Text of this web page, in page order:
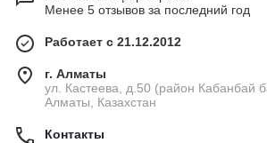
Менее 5 отзывов за последний год
Работает с 21.12.2012
г. Алматы
ул. Кастеева, д.50 (район Кабанбай
Алматы, Казахстан
Контакты